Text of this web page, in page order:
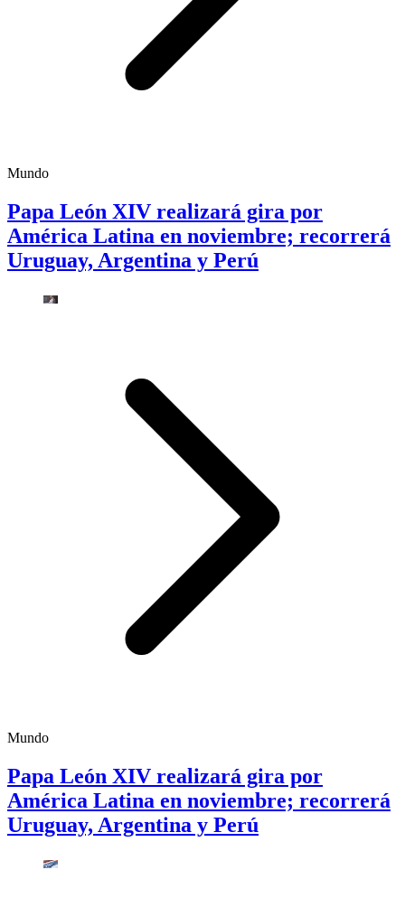
Mundo
Papa León XIV realizará gira por
América Latina en noviembre; recorrerá
Uruguay, Argentina y Perú
Mundo
Papa León XIV realizará gira por
América Latina en noviembre; recorrerá
Uruguay, Argentina y Perú